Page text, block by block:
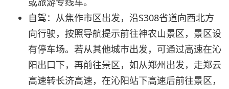
自驾：从焦作市区出发，沿S308省道向西北方
向行驶，按照导航提示前往神农山景区，景区设
有停车场。若从其他城市出发，可通过高速在沁
阳出口下，再前往景区，如从郑州出发，走郑云
高速转长济高速，在沁阳站下高速后前往景区，